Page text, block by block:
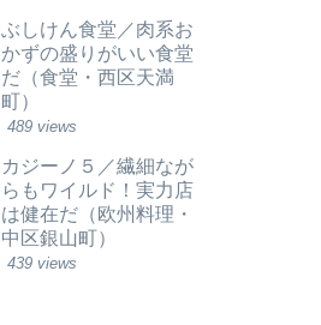
ぶしけん食堂／肉系お
かずの盛りがいい食堂
だ（食堂・西区天満
町）
489 views
カジーノ５／繊細なが
らもワイルド！実力店
は健在だ（欧州料理・
中区銀山町）
439 views